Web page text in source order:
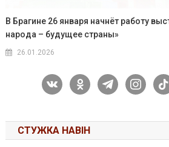
В Брагине 26 января начнёт работу
народа – будущее страны»
26.01.2026
vkontakteodnoklassniki
telegram
СТУЖКА НАВІН